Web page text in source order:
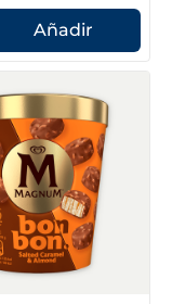
Añadir